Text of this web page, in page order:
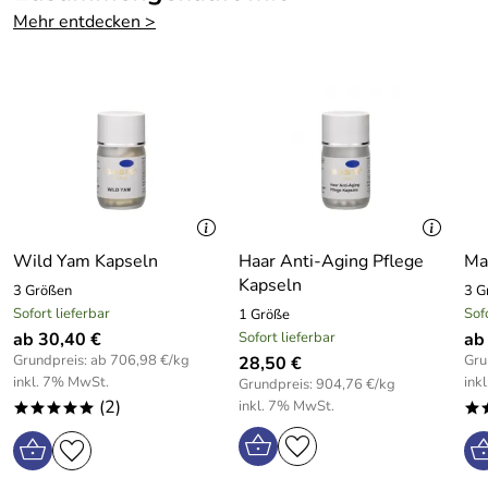
Mehr entdecken >
Wild Yam Kapseln
3 Größen
Sofort lieferbar
ab 30,40 €
Grundpreis: ab 706,98 €/kg
inkl. 7% MwSt.
***** (2)
Haar Anti-Aging Pflege
Kapseln
1 Größe
Sofort lieferbar
28,50 €
Grundpreis: 904,76 €/kg
inkl. 7% MwSt.
3